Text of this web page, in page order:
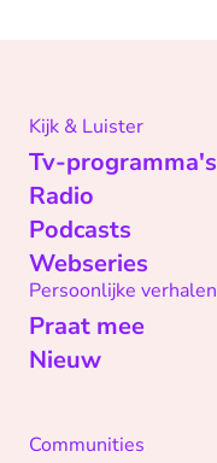
Kijk & Luister
Tv-programma's
Radio
Podcasts
Webseries
Persoonlijke verhalen
Praat mee
Nieuw
Communities